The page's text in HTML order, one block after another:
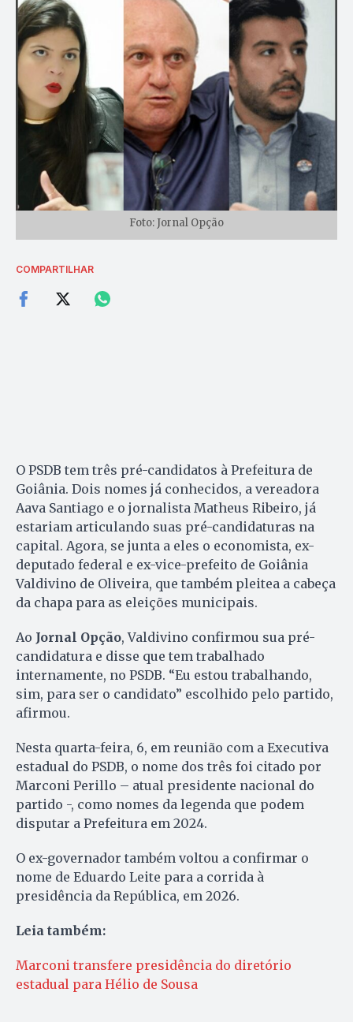
Foto: Jornal Opção
COMPARTILHAR
O PSDB tem três pré-candidatos à Prefeitura de
Goiânia. Dois nomes já conhecidos, a vereadora
Aava Santiago e o jornalista Matheus Ribeiro, já
estariam articulando suas pré-candidaturas na
capital. Agora, se junta a eles o economista, ex-
deputado federal e ex-vice-prefeito de Goiânia
Valdivino de Oliveira, que também pleitea a cabeça
da chapa para as eleições municipais.
Ao Jornal Opção, Valdivino confirmou sua pré-
candidatura e disse que tem trabalhado
internamente, no PSDB. “Eu estou trabalhando,
sim, para ser o candidato” escolhido pelo partido,
afirmou.
Nesta quarta-feira, 6, em reunião com a Executiva
estadual do PSDB, o nome dos três foi citado por
Marconi Perillo – atual presidente nacional do
partido -, como nomes da legenda que podem
disputar a Prefeitura em 2024.
O ex-governador também voltou a confirmar o
nome de Eduardo Leite para a corrida à
presidência da República, em 2026.
Leia também:
Marconi transfere presidência do diretório
estadual para Hélio de Sousa